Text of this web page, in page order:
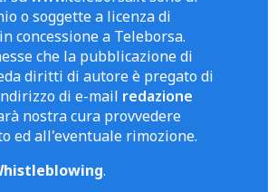
o soggette a licenza di
concessione a Teleborsa.
che la pubblicazione di
diritti di autore è pregato di
di e-mail redazione
nostra cura provvedere
ed all'eventuale rimozione.
.